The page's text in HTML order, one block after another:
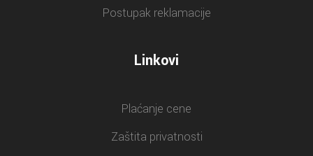
Postupak reklamacije
Linkovi
Plaćanje cene
Zaštita privatnosti